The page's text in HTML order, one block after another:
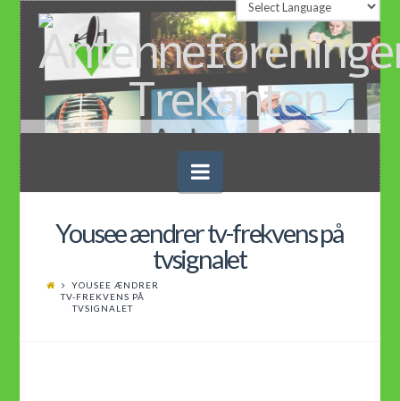
Navigation
Yousee ændrer tv-frekvens på
tvsignalet
YOUSEE ÆNDRER
TV-FREKVENS PÅ
TVSIGNALET